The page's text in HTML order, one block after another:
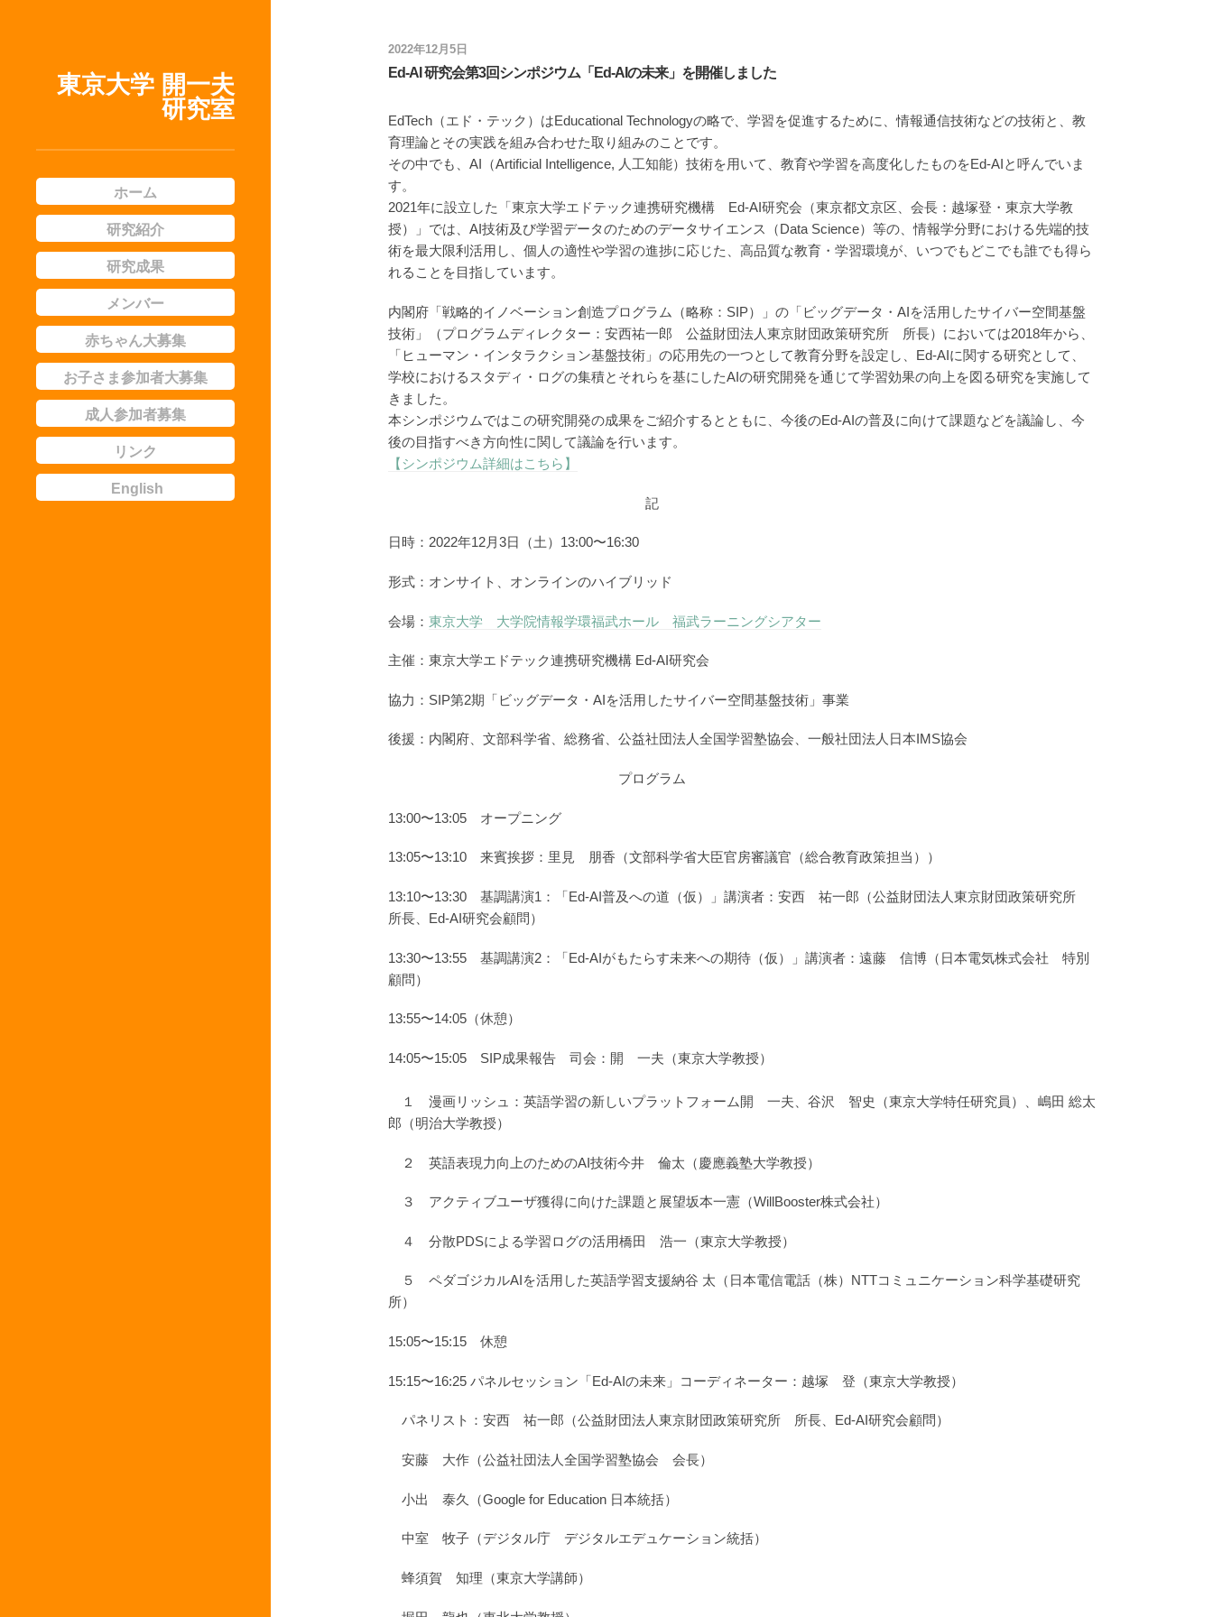
東京大学 開一夫
研究室
ホーム
研究紹介
研究成果
メンバー
赤ちゃん大募集
お子さま参加者大募集
成人参加者募集
リンク
English
2022年12月5日
Ed-AI 研究会第3回シンポジウム「Ed-AIの未来」を開催しました
EdTech（エド・テック）はEducational Technologyの略で、学習を促進するために、情報通信技術などの技術と、教
育理論とその実践を組み合わせた取り組みのことです。
その中でも、AI（Artificial Intelligence, 人工知能）技術を用いて、教育や学習を高度化したものをEd-AIと呼んでいま
す。
2021年に設立した「東京大学エドテック連携研究機構 Ed-AI研究会（東京都文京区、会長：越塚登・東京大学教
授）」では、AI技術及び学習データのためのデータサイエンス（Data Science）等の、情報学分野における先端的技
術を最大限利活用し、個人の適性や学習の進捗に応じた、高品質な教育・学習環境が、いつでもどこでも誰でも得ら
れることを目指しています。
内閣府「戦略的イノベーション創造プログラム（略称：SIP）」の「ビッグデータ・AIを活用したサイバー空間基盤
技術」（プログラムディレクター：安西祐一郎 公益財団法人東京財団政策研究所 所長）においては2018年から、
「ヒューマン・インタラクション基盤技術」の応用先の一つとして教育分野を設定し、Ed-AIに関する研究として、
学校におけるスタディ・ログの集積とそれらを基にしたAIの研究開発を通じて学習効果の向上を図る研究を実施して
きました。
本シンポジウムではこの研究開発の成果をご紹介するとともに、今後のEd-AIの普及に向けて課題などを議論し、今
後の目指すべき方向性に関して議論を行います。
【シンポジウム詳細はこちら】
記
日時：2022年12月3日（土）13:00〜16:30
形式：オンサイト、オンラインのハイブリッド
会場： 東京大学 大学院情報学環福武ホール 福武ラーニングシアター
主催：東京大学エドテック連携研究機構 Ed-AI研究会
協力：SIP第2期「ビッグデータ・AIを活用したサイバー空間基盤技術」事業
後援：内閣府、文部科学省、総務省、公益社団法人全国学習塾協会、一般社団法人日本IMS協会
プログラム
13:00〜13:05 オープニング
13:05〜13:10 来賓挨拶：里見 朋香（文部科学省大臣官房審議官（総合教育政策担当））
13:10〜13:30 基調講演1：「Ed-AI普及への道（仮）」講演者：安西 祐一郎（公益財団法人東京財団政策研究所
所長、Ed-AI研究会顧問）
13:30〜13:55 基調講演2：「Ed-AIがもたらす未来への期待（仮）」講演者：遠藤 信博（日本電気株式会社 特別
顧問）
13:55〜14:05（休憩）
14:05〜15:05 SIP成果報告 司会：開 一夫（東京大学教授）
１ 漫画リッシュ：英語学習の新しいプラットフォーム開 一夫、谷沢 智史（東京大学特任研究員）、嶋田 総太
郎（明治大学教授）
２ 英語表現力向上のためのAI技術今井 倫太（慶應義塾大学教授）
３ アクティブユーザ獲得に向けた課題と展望坂本一憲（WillBooster株式会社）
４ 分散PDSによる学習ログの活用橋田 浩一（東京大学教授）
５ ペダゴジカルAIを活用した英語学習支援納谷 太（日本電信電話（株）NTTコミュニケーション科学基礎研究
所）
15:05〜15:15 休憩
15:15〜16:25 パネルセッション「Ed-AIの未来」コーディネーター：越塚 登（東京大学教授）
パネリスト：安西 祐一郎（公益財団法人東京財団政策研究所 所長、Ed-AI研究会顧問）
安藤 大作（公益社団法人全国学習塾協会 会長）
小出 泰久（Google for Education 日本統括）
中室 牧子（デジタル庁 デジタルエデュケーション統括）
蜂須賀 知理（東京大学講師）